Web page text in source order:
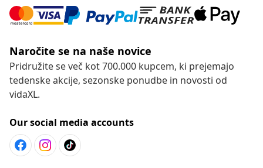
Naročite se na naše novice
Pridružite se več kot 700.000 kupcem, ki prejemajo
tedenske akcije, sezonske ponudbe in novosti od
vidaXL.
Our social media accounts